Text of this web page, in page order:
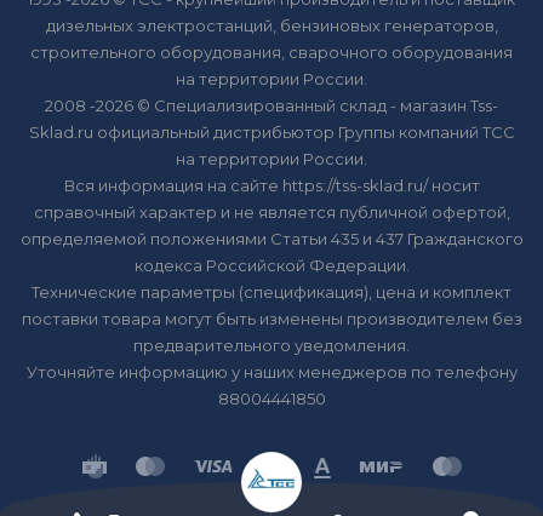
дизельных электростанций, бензиновых генераторов,
строительного оборудования, сварочного оборудования
на территории России.
2008 -2026 © Специализированный склад - магазин Tss-
Sklad.ru официальный дистрибьютор Группы компаний ТСС
на территории России.
Вся информация на сайте https://tss-sklad.ru/ носит
справочный характер и не является публичной офертой,
определяемой положениями Статьи 435 и 437 Гражданского
кодекса Российской Федерации.
Технические параметры (спецификация), цена и комплект
поставки товара могут быть изменены производителем без
предварительного уведомления.
Уточняйте информацию у наших менеджеров по телефону
88004441850